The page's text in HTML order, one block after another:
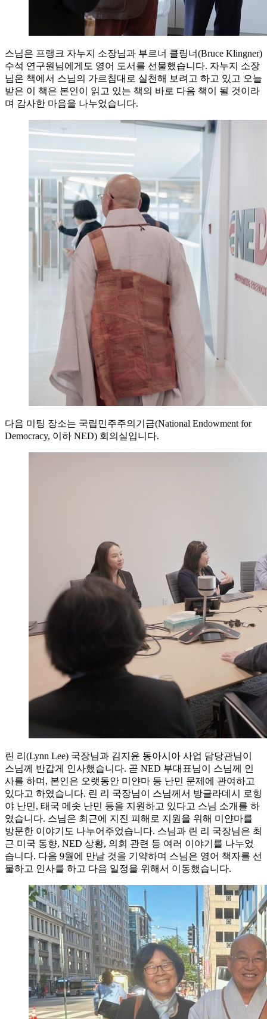
스님은 프랭크 자누지 소장님과 부르너 클링너(Bruce Klingner)
수석 연구원님에게도 영어 도서를 선물했습니다. 자누지 소장
님은 책에서 스님의 가르침대로 실천해 보려고 하고 있고 오늘
받은 이 책은 본인이 읽고 있는 책의 바로 다음 책이 될 것이라
며 감사한 마음을 나누었습니다.
다음 미팅 장소는 국립민주주의기금(National Endowment for
Democracy, 이하 NED) 회의실입니다.
린 리(Lynn Lee) 국장님과 김지윤 동아시아 사업 담당관님이
스님께 반갑게 인사했습니다. 곧 NED 부대표님이 스님께 인
사를 하며, 본인은 오랫동안 미얀마 등 난민 문제에 관여하고
있다고 하였습니다. 린 리 국장님이 스님께서 방글라데시 로힝
야 난민, 태국 메솟 난민 등을 지원하고 있다고 스님 소개를 하
였습니다. 스님은 최근에 지진 피해로 지원을 위해 미얀마를
방문한 이야기도 나누어주었습니다. 스님과 린 리 국장님은 최
근 미국 동향, NED 상황, 의회 관련 등 여러 이야기를 나누었
습니다. 다음 9월에 만날 것을 기약하며 스님은 영어 책자를 선
물하고 인사를 하고 다음 일정을 위해서 이동했습니다.